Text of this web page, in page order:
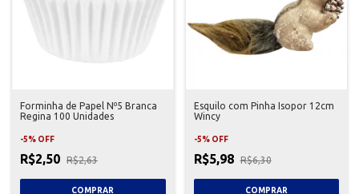
Forminha de Papel Nº5 Branca
Regina 100 Unidades
-5% OFF
R$2,50 R$2,63
Esquilo com Pinha Isopor 12cm
Wincy
-5% OFF
R$5,98 R$6,30